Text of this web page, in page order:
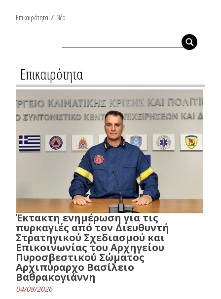
Επικαιρότητα / Νέα
Επικαιρότητα
Έκτακτη ενημέρωση για τις
πυρκαγιές από τον Διευθυντή
Στρατηγικού Σχεδιασμού και
Επικοινωνίας του Αρχηγείου
Πυροσβεστικού Σώματος
Αρχιπύραρχο Βασίλειο
Βαθρακογιάννη
04/08/2026